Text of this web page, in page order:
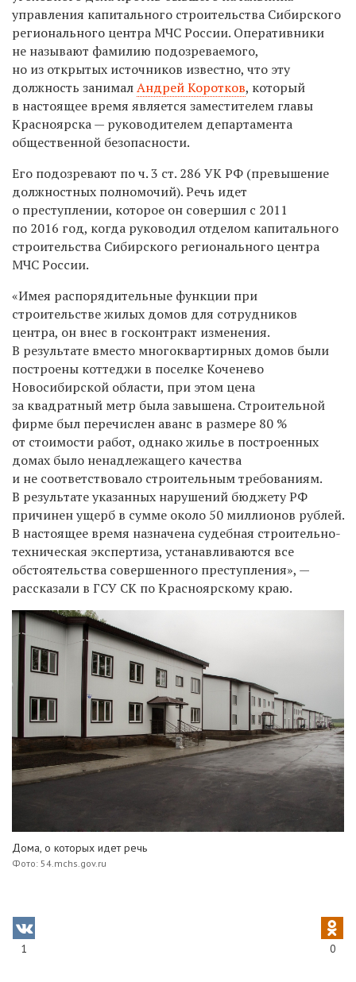
управления капитального строительства Сибирского
регионального центра МЧС России. Оперативники
не называют фамилию подозреваемого,
но из открытых источников известно, что эту
должность занималАндрей Коротков, который
в настоящее время является заместителем главы
Красноярска — руководителем департамента
общественной безопасности.
Его подозревают по ч. 3 ст. 286 УК РФ (превышение
должностных полномочий). Речь идет
о преступлении, которое он совершил с 2011
по 2016 год, когда руководил отделом капитального
строительства Сибирского регионального центра
МЧС России.
«Имея распорядительные функции при
строительстве жилых домов для сотрудников
центра, он внес в госконтракт изменения.
В результате вместо многоквартирных домов были
построены коттеджи в поселке Коченево
Новосибирской области, при этом цена
за квадратный метр была завышена. Строительной
фирме был перечислен аванс в размере 80 %
от стоимости работ, однако жилье в построенных
домах было ненадлежащего качества
и не соответствовало строительным требованиям.
В результате указанных нарушений бюджету РФ
причинен ущерб в сумме около 50 миллионов рублей.
В настоящее время назначена судебная строительно-
техническая экспертиза, устанавливаются все
обстоятельства совершенного преступления», —
рассказали в ГСУ СК по Красноярскому краю.
Дома, о которых идет речь
Фото: 54.mchs.gov.ru
1 0